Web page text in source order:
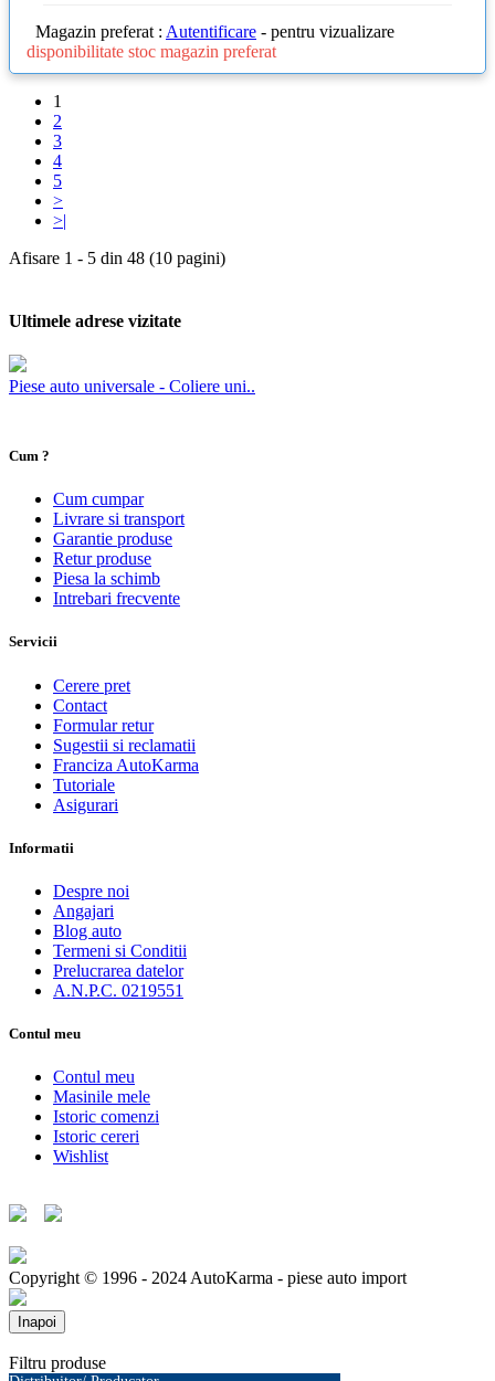
Magazin preferat : Autentificare - pentru vizualizare
disponibilitate stoc magazin preferat
1
2
3
4
5
>
>|
Afisare 1 - 5 din 48 (10 pagini)
Ultimele adrese vizitate
Piese auto universale - Coliere uni..
Cum ?
Cum cumpar
Livrare si transport
Garantie produse
Retur produse
Piesa la schimb
Intrebari frecvente
Servicii
Cerere pret
Contact
Formular retur
Sugestii si reclamatii
Franciza AutoKarma
Tutoriale
Asigurari
Informatii
Despre noi
Angajari
Blog auto
Termeni si Conditii
Prelucrarea datelor
A.N.P.C. 0219551
Contul meu
Contul meu
Masinile mele
Istoric comenzi
Istoric cereri
Wishlist
Copyright © 1996 - 2024 AutoKarma - piese auto import
Inapoi
Filtru produse